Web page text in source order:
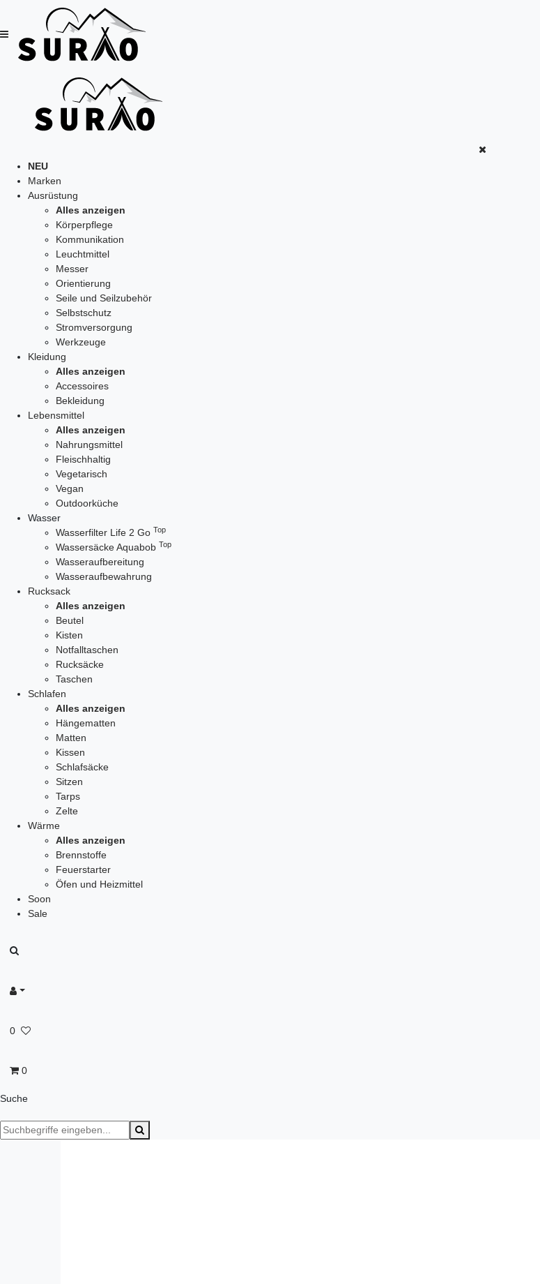
NEU
Marken
Ausrüstung
Alles anzeigen
Körperpflege
Kommunikation
Leuchtmittel
Messer
Orientierung
Seile und Seilzubehör
Selbstschutz
Stromversorgung
Werkzeuge
Kleidung
Alles anzeigen
Accessoires
Bekleidung
Lebensmittel
Alles anzeigen
Nahrungsmittel
Fleischhaltig
Vegetarisch
Vegan
Outdoorküche
Wasser
Wasserfilter Life 2 Go Top
Wassersäcke Aquabob Top
Wasseraufbereitung
Wasseraufbewahrung
Rucksack
Alles anzeigen
Beutel
Kisten
Notfalltaschen
Rucksäcke
Taschen
Schlafen
Alles anzeigen
Hängematten
Matten
Kissen
Schlafsäcke
Sitzen
Tarps
Zelte
Wärme
Alles anzeigen
Brennstoffe
Feuerstarter
Öfen und Heizmittel
Soon
Sale
0
0
Suche